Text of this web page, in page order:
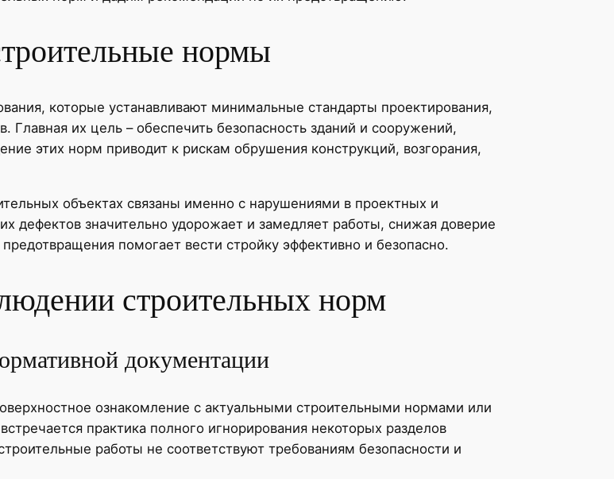
нормы
которые устанавливают минимальные стандарты проектирования,
Главная их цель – обеспечить безопасность зданий и сооружений,
этих норм приводит к рискам обрушения конструкций, возгорания,
объектах связаны именно с нарушениями в проектных и
дефектов значительно удорожает и замедляет работы, снижая доверие
помогает вести стройку эффективно и безопасно.
строительных норм
документации
ознакомление с актуальными строительными нормами или
практика полного игнорирования некоторых разделов
работы не соответствуют требованиям безопасности и